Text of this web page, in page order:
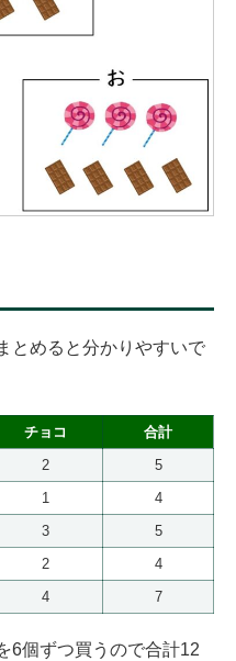
とめると分かりやすいで
チョコ
合計
2
5
1
4
3
5
2
4
4 7
6個ずつ買うので合計12